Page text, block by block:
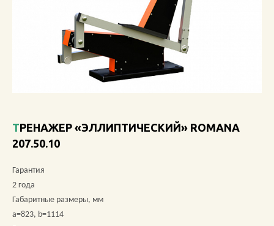
КАТАЛОГ ТОВАРОВ
О КОМПАНИИ
АКЦИИ
ОБЗОРЫ
ТРЕНАЖЕР «ЭЛЛИПТИЧЕСКИЙ» ROMANA
207.50.10
Гарантия
2 года
Габаритные размеры, мм
a=823, b=1114